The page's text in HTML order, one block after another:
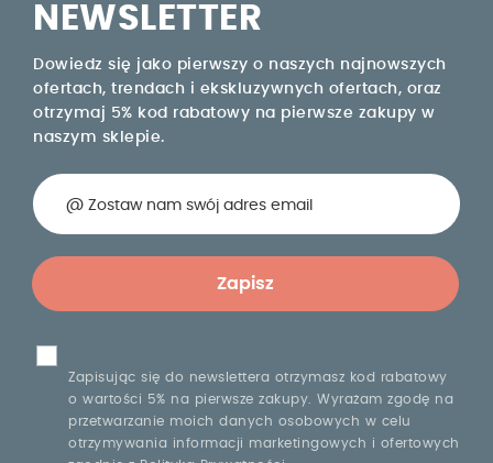
NEWSLETTER
Dowiedz się jako pierwszy o naszych najnowszych
ofertach, trendach i ekskluzywnych ofertach, oraz
otrzymaj 5% kod rabatowy na pierwsze zakupy w
naszym sklepie.
Zapisując się do newslettera otrzymasz kod rabatowy
o wartości 5% na pierwsze zakupy. Wyrażam zgodę na
przetwarzanie moich danych osobowych w celu
otrzymywania informacji marketingowych i ofertowych